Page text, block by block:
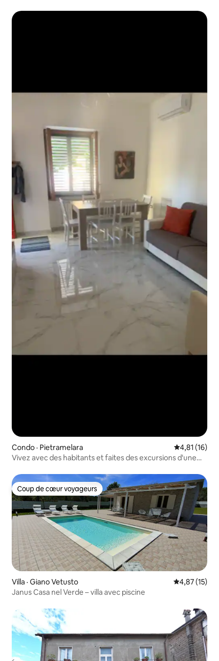
Condo · Pietramelara Note
4,81 (16)
Vivez avec des habitants et faites des excursions d'une
Coup de cœur voyageurs
Coup de cœur voyageurs
Villa · Giano Vetusto Note
4,87 (15)
Janus Casa nel Verde – villa avec piscine